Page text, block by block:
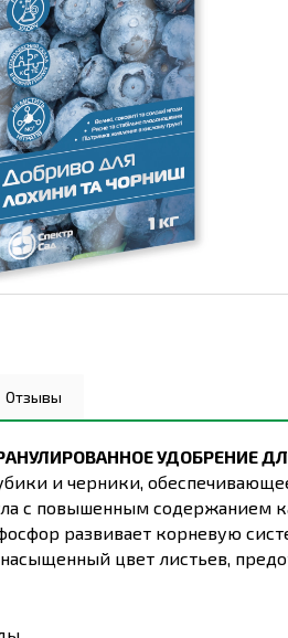
Отзывы
УДОБРЕНИЕ
и черники,
с повышенным содержанием
развивает корневую
цвет листьев,